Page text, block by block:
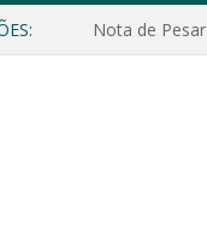
Nota de Pesar